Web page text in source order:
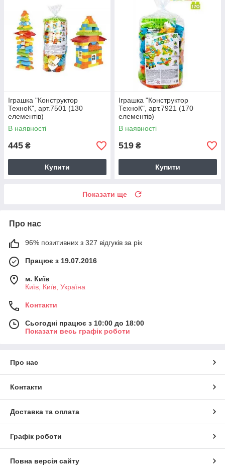
Іграшка "Конструктор
ТехноК", арт.7501 (130
елементів)
В наявності
445 ₴
Купити
Іграшка "Конструктор
ТехноК", арт.7921 (170
елементів)
В наявності
519 ₴
Купити
Показати ще
Про нас
96% позитивних з 327 відгуків за рік
Працює з 19.07.2016
м. Київ
Київ, Київ, Україна
Контакти
Сьогодні працює з 10:00 до 18:00
Показати весь графік роботи
Про нас
Контакти
Доставка та оплата
Графік роботи
Повна версія сайту